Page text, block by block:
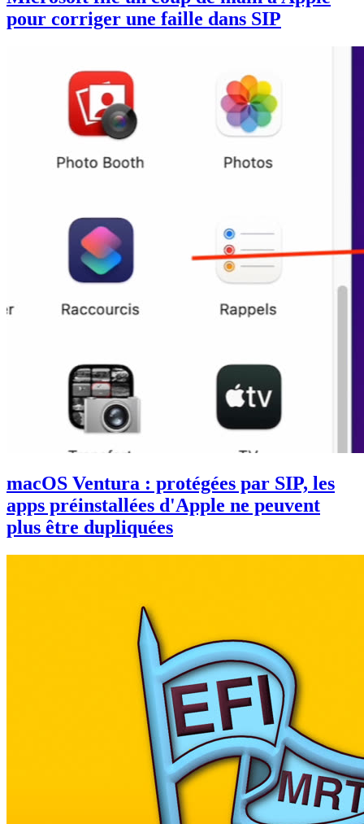
pour corriger une faille dans SIP
macOS Ventura : protégées par SIP, les
apps préinstallées d'Apple ne peuvent
plus être dupliquées